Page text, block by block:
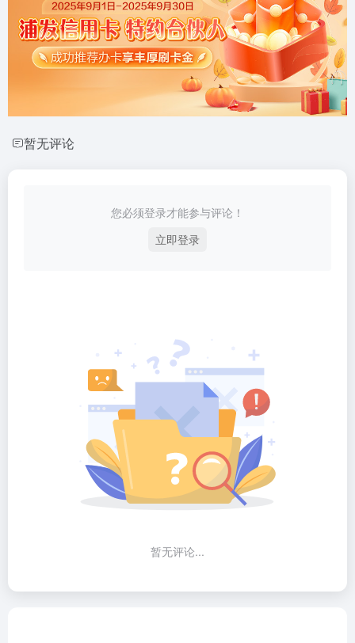
暂无评论
您必须登录才能参与评论！
立即登录
暂无评论...